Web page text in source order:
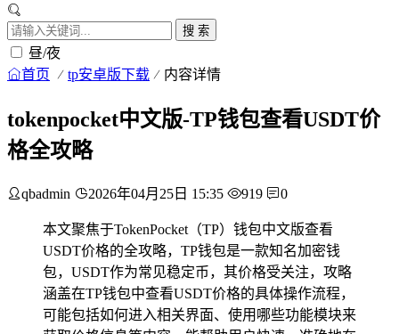
搜 索
昼/夜
首页 tp安卓版下载 内容详情
tokenpocket中文版-TP钱包查看USDT价
格全攻略
qbadmin 2026年04月25日 15:35 919 0
本文聚焦于TokenPocket（TP）钱包中文版查看
USDT价格的全攻略，TP钱包是一款知名加密钱
包，USDT作为常见稳定币，其价格受关注，攻略
涵盖在TP钱包中查看USDT价格的具体操作流程，
可能包括如何进入相关界面、使用哪些功能模块来